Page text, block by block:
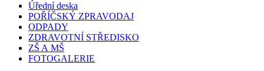
Úřední deska
POŘÍČSKÝ ZPRAVODAJ
ODPADY
ZDRAVOTNÍ STŘEDISKO
ZŠ A MŠ
FOTOGALERIE